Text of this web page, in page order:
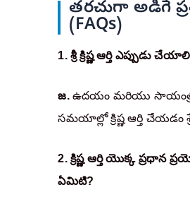
తరచుగా అడిగే
(FAQs)
1. శ్రీ క్రిష్ణ ఆర్తి ఎప్పుడు
జ. ఉదయం మరియు
సమయాల్లో క్రిష్ణ ఆర్తి చేయడం
2. క్రిష్ణ ఆర్తి యొక్క ప్రధాన
ఏమిటి?